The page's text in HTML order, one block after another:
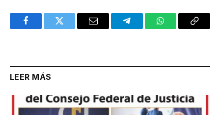
FacebookTwitter Email TelegramWhatsAppCopy
LEER MÁS